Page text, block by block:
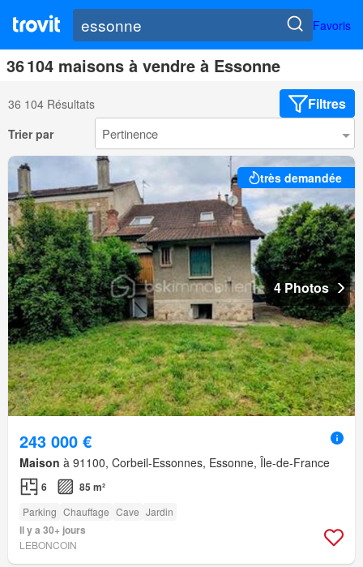
Favoris
36 104 maisons à vendre à Essonne
36 104 Résultats Filtres
Trier par
très demandée
4 Photos
243 000 €
Maison à 91100, Corbeil-Essonnes, Essonne, Île-de-France
6 85 m²
Parking Chauffage Cave Jardin
Il y a 30+ jours
LEBONCOIN